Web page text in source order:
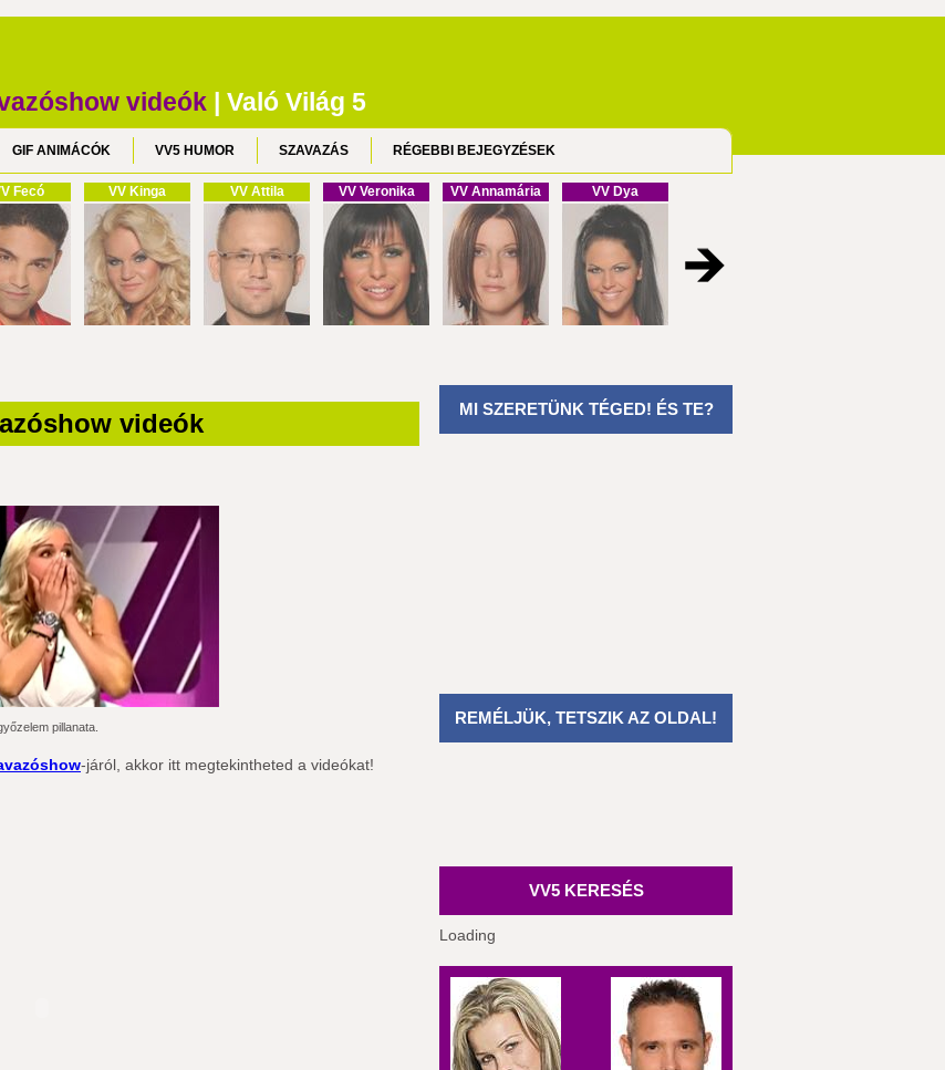
videók | Való Világ 5
GIF ANIMÁCÓK VV5 HUMOR SZAVAZÁS RÉGEBBI BEJEGYZÉSEK
Fecó VV Kinga VV Attila VV Veronika VV Annamária VV Dya
videók
pillanata.
-járól, akkor itt megtekintheted a videókat!
MI SZERETÜNK TÉGED! ÉS TE?
REMÉLJÜK, TETSZIK AZ OLDAL!
VV5 KERESÉS
Loading